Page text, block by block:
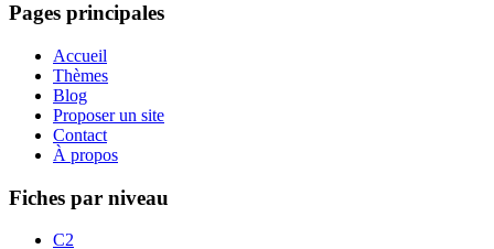
Pages principales
Accueil
Thèmes
Blog
Proposer un site
Contact
À propos
Fiches par niveau
C2